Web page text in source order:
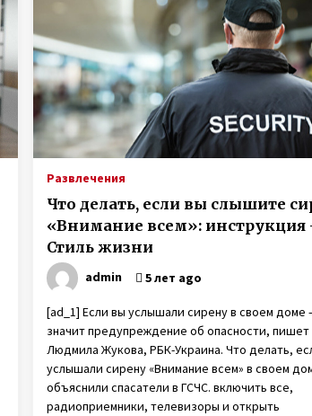
Развлечения
Что делать, если вы слышите
«Внимание всем»:
Стиль жизни
admin 5 лет ago
[ad_1] Если вы услышали сирену в своем доме
значит предупреждение об опасности, пишет
Людмила Жукова, РБК-Украина. Что делать,
услышали сирену «Внимание всем» в своем
объяснили спасатели в ГСЧС. включить все,
радиоприемники, телевизоры и открыть